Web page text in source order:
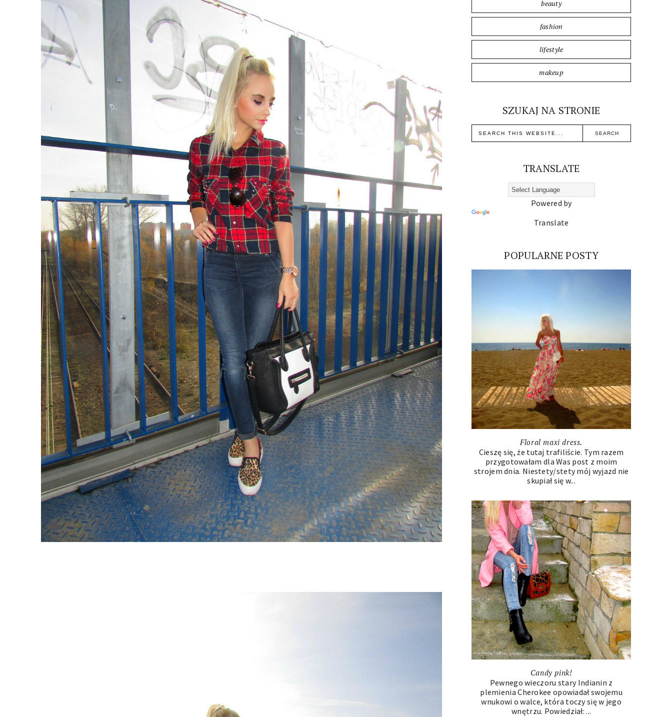
beauty
fashion
lifestyle
makeup
SZUKAJ NA STRONIE
TRANSLATE
Powered by
Translate
POPULARNE POSTY
Floral maxi dress.
Cieszę się, że tutaj trafiliście. Tym razem
przygotowałam dla Was post z moim
strojem dnia. Niestety/stety mój wyjazd nie
skupiał się w...
Candy pink!
Pewnego wieczoru stary Indianin z
plemienia Cherokee opowiadał swojemu
wnukowi o walce, która toczy się w jego
wnętrzu. Powiedział: ...